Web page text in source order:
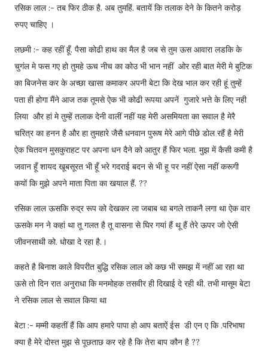
रसिक लाल :- तब फिर ठीक है. अब तुमहिं. बतायें कि तलाक देने के कितने करोड़
रुपए चाहिए ।
लछमी :- कह रहीं हूँ. पैसा कोढी हाथ का मैल है जब से तुम ऊस आवारा लडकि के
चुगंल मे फस गए हो तुमहे ऊच नीच का कोउ भी भान नहीं ओर रही बात मेरी मे बुटिक
का बिजनेस कर के अच्छा खासा कमाकर अपनी बेटा कि देख भाल कर रही हूं तुम्हें
पता ही होगा मैंने आज तक तूमसे ऐक भी कोढी रूपया अपनें गुजारे भत्ते के लिए नही
लिया और हां मे तुम्हें तलाक देनी वालीं नहीं यह मेरी असमियता का सवाल है मेरै
चरित्र का हनन है और हा तुमहारे जैसै धनवान पुरूष मेरे आगे पीछे डोल रहैं है मेरी
ऐक चितवन मुसकुराहट पर अपना धन दैने को आतुर हैं फिर भला. मुझ में कैसी कमी है
जवान हूँ शायद खूबसूरत भी हूँ भरे गदराई बदन से भी हू पर नहीं ऐसा नहीं करूगी
कयों कि मुझे अपने माता पिता का खयाल हैं. ??
रसिक लाल ऊसकि रुद्र रूप को देखकर ला जबाब था बगले ताकनै लगा था ऐक वार
ऊसके मन ने कहां था तू गलत है तू वासना से घिर गयां हैं थू हैं तेरे ऊपर जो ऐसी
जीवनसाथी को. धोखा दे रहा है.।
कहते है बिनाश काले विपरीत बुद्धि रसिक लाल को कछ भी समझ में नहीं आ रहा था
ऊसे तो दिन रात अनुराधा कि मनमोहक तसवीर ही दिखाई दे रही थी. तभी मासूम बेटा
ने रसिक लाल से सवाल किया था
बेटा :- मम्मी कहतीं हैं कि आप हमारे पापा हो आप बताऐं ईस डी एन ए कि .परिभाषा
क्या है मेरे दोस्त मुझ से पूछताछ कर रहे है कि तेरा बाप कौन है ??